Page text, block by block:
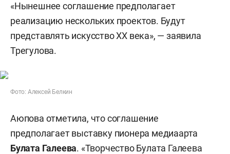
«Нынешнее соглашение предполагает
реализацию нескольких проектов. Будут
представлять искусство XX века», — заявила
Трегулова.
Фото: Алексей Белкин
Аюпова отметила, что соглашение
предполагает выставку пионера медиаарта
Булата Галеева. «Творчество Булата Галеева